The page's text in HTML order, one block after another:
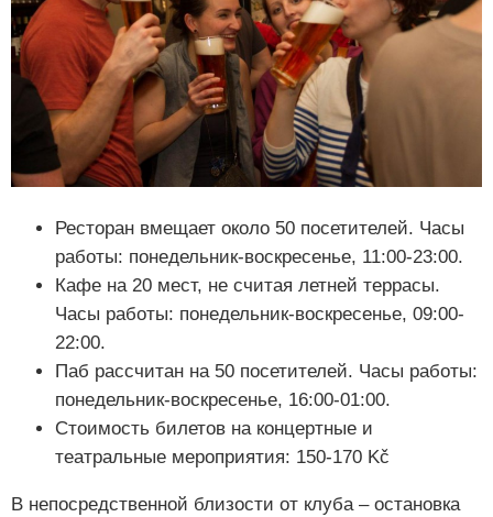
Ресторан вмещает около 50 посетителей. Часы
работы: понедельник-воскресенье, 11:00-23:00.
Кафе на 20 мест, не считая летней террасы.
Часы работы: понедельник-воскресенье, 09:00-
22:00.
Паб рассчитан на 50 посетителей. Часы работы:
понедельник-воскресенье, 16:00-01:00.
Стоимость билетов на концертные и
театральные мероприятия: 150-170 Kč
В непосредственной близости от клуба – остановка